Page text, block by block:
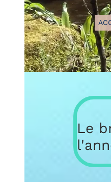
ACCUEIL
Le
l'année